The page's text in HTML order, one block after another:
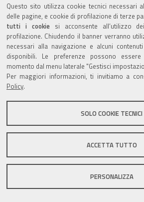
Questo sito utilizza cookie tecnici necessari
delle pagine, e cookie di profilazione di terze
tutti i cookiesi acconsente all’utilizzo
profilazione. Chiudendo il banner verranno
necessari alla navigazione e alcuni
disponibili. Le preferenze possono
momento dal menu laterale "Gestisci
Per maggiori informazioni, ti invitiamo a
Policy.
SOLO COOKIE TECNICI
ACCETTA TUTTO
PERSONALIZZA
Valuta
Sito istituzionale Comune di
Privacy policy|DPO|